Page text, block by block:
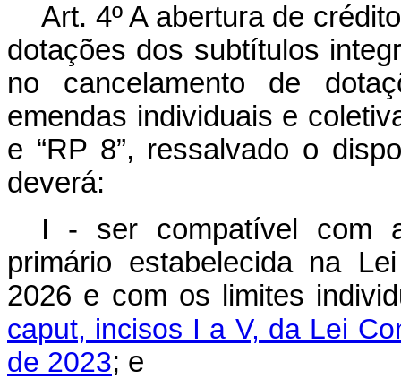
Art. 4º A abertura de
dotações dos subtítulos
no cancelamento de
emendas individuais e
e “RP 8”, ressalvado o
deverá:
I - ser compatível com
primário estabelecida na
2026 e com os limites
caput, incisos I a V, da Lei
de 2023; e